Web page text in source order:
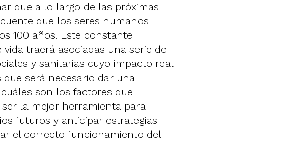
que a lo largo de las próximas
que los seres humanos
100 años. Este constante
traerá asociadas una serie de
y sanitarias cuyo impacto real
será necesario dar una
son los factores que
la mejor herramienta para
futuros y anticipar estrategias
el correcto funcionamiento del